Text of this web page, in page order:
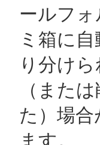
ールフ
ミ箱に
り分け
（また
た）場
ます。